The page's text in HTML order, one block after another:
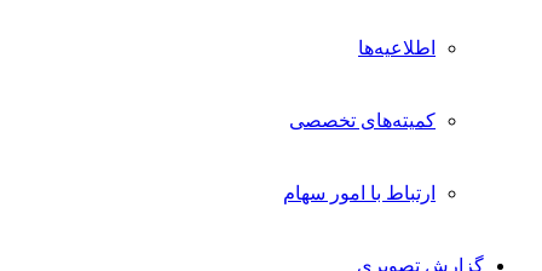
اطلاعیه‌ها
کمیته‌های تخصصی
ارتباط با امور سهام
گزارش تصویری